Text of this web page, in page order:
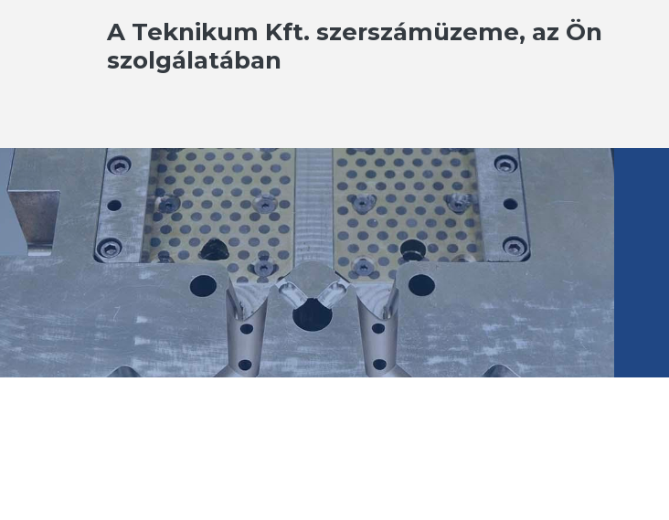
A Teknikum Kft. szerszámüzeme, az Ön
szolgálatában